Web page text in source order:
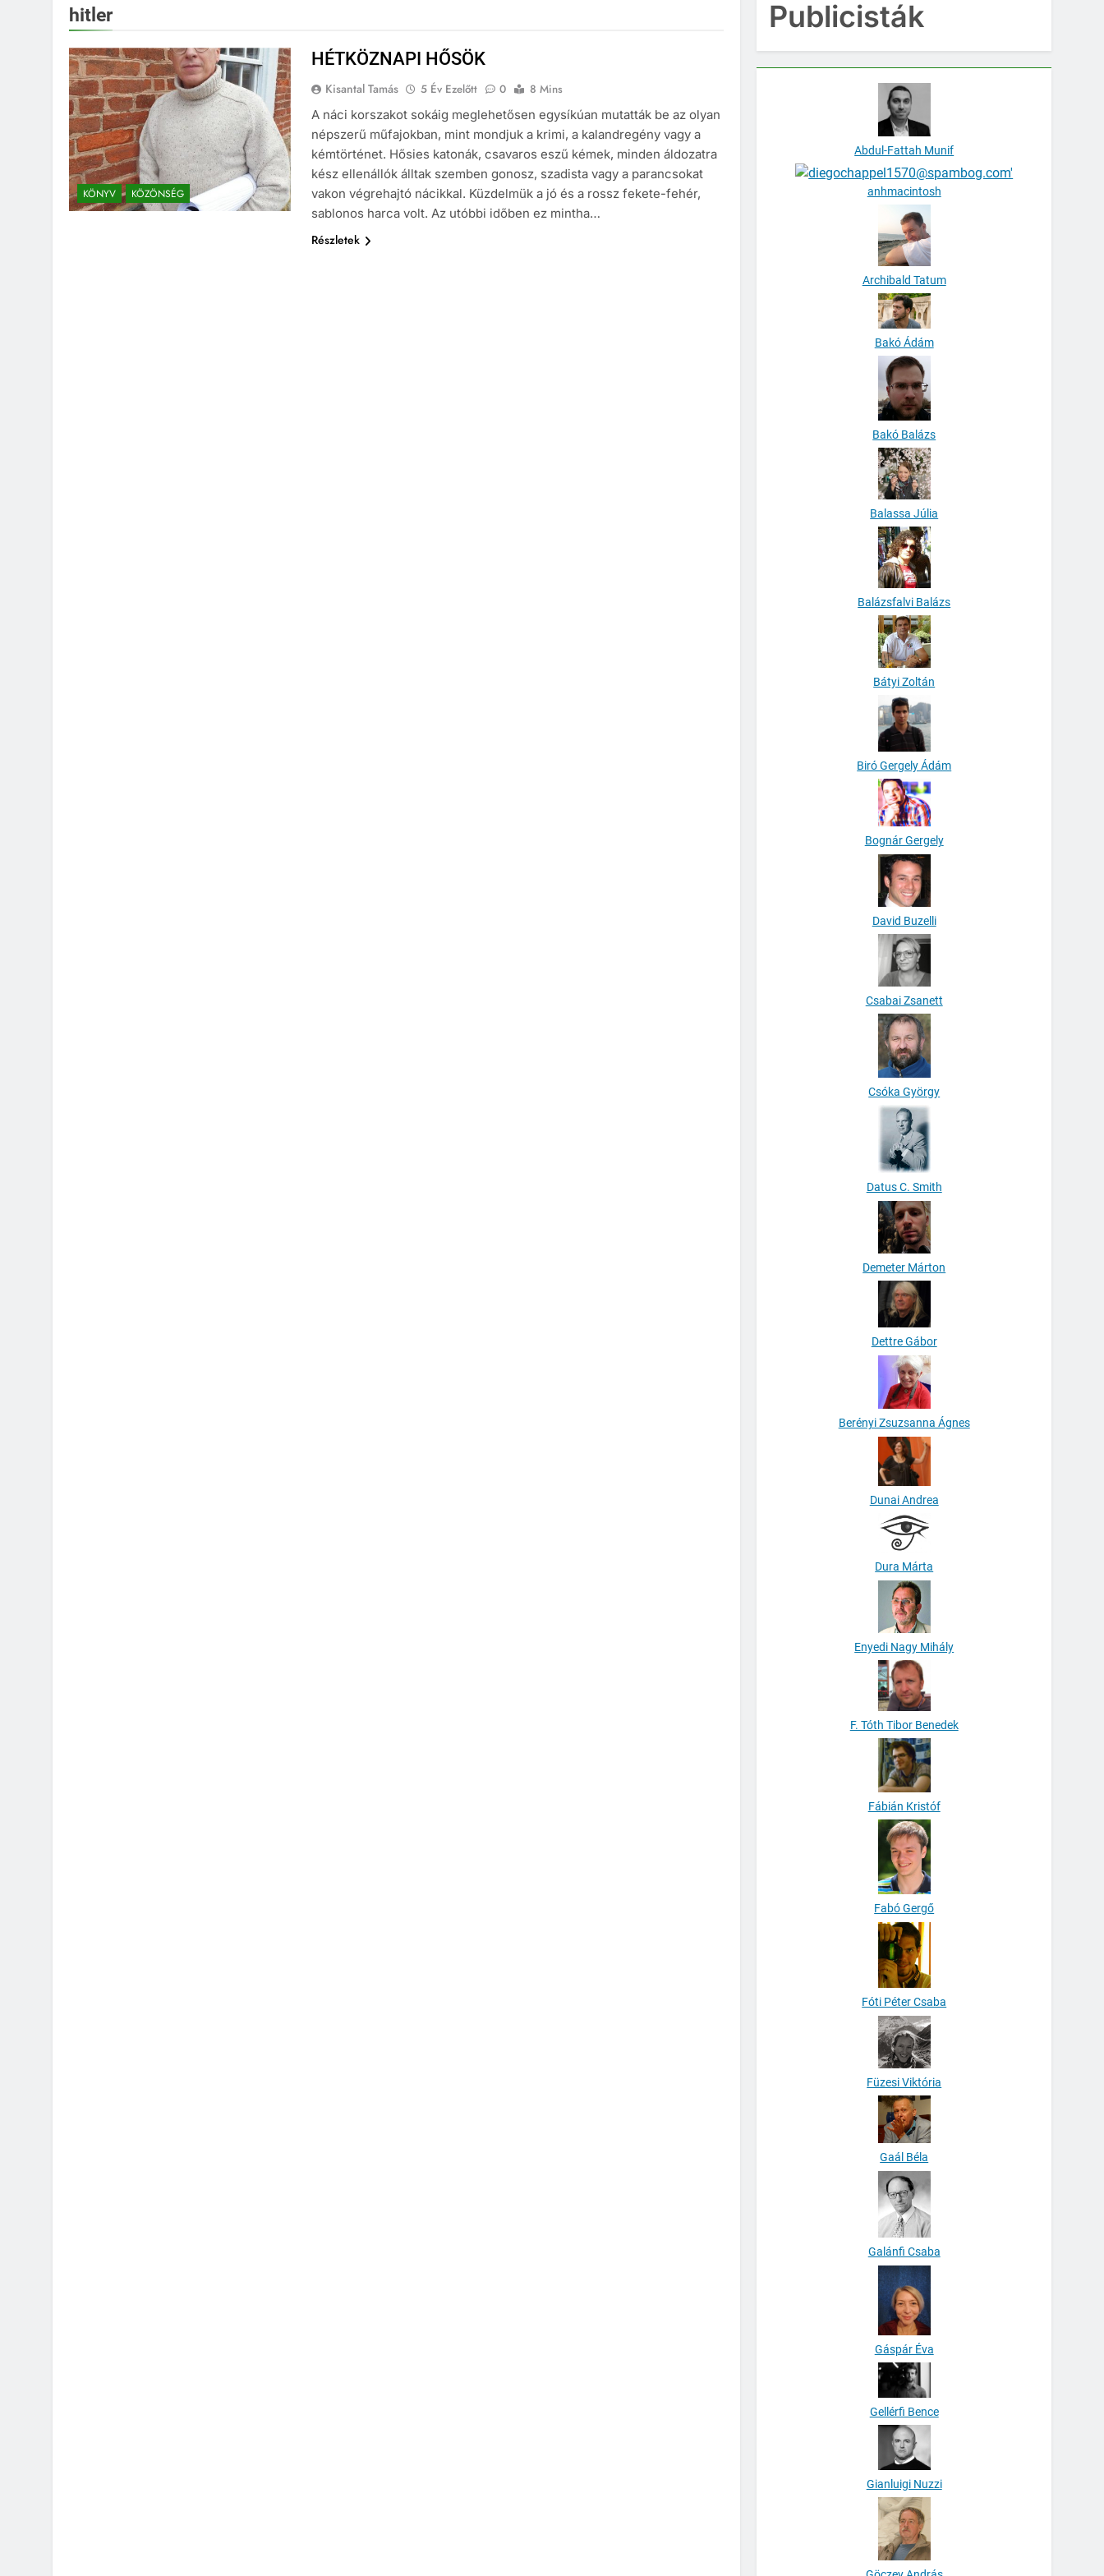
hitler
KÖNYV KÖZÖNSÉG
HÉTKÖZNAPI HŐSÖK
Kisantal Tamás 5 Év Ezelőtt 0
8 Mins
A náci korszakot sokáig meglehetősen egysíkúan mutatták be az olyan
népszerű műfajokban, mint mondjuk a krimi, a kalandregény vagy a
kémtörténet. Hősies katonák, csavaros eszű kémek, minden áldozatra
kész ellenállók álltak szemben gonosz, szadista vagy a parancsokat
vakon végrehajtó nácikkal. Küzdelmük a jó és a rossz fekete-fehér,
sablonos harca volt. Az utóbbi időben ez mintha…
Részletek
Publicisták
Abdul-Fattah Munif
anhmacintosh
Archibald Tatum
Bakó Ádám
Bakó Balázs
Balassa Júlia
Balázsfalvi Balázs
Bátyi Zoltán
Biró Gergely Ádám
Bognár Gergely
David Buzelli
Csabai Zsanett
Csóka György
Datus C. Smith
Demeter Márton
Dettre Gábor
Berényi Zsuzsanna Ágnes
Dunai Andrea
Dura Márta
Enyedi Nagy Mihály
F. Tóth Tibor Benedek
Fábián Kristóf
Fabó Gergő
Fóti Péter Csaba
Füzesi Viktória
Gaál Béla
Galánfi Csaba
Gáspár Éva
Gellérfi Bence
Gianluigi Nuzzi